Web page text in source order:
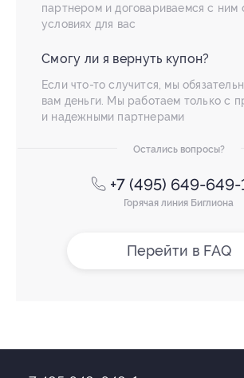
партнером и договариваемся с ним
условиях для вас
Смогу ли я вернуть купон?
Если что-то случится, мы
вам деньги. Мы работаем только с
и надежными партнерами
Остались вопросы?
+7 (495) 649-649-
Горячая линия Биглиона
Перейти в FAQ